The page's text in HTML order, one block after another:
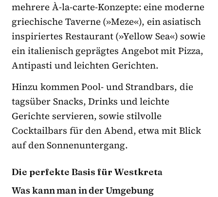
mehrere À-la-carte-Konzepte: eine moderne
griechische Taverne (»Meze«), ein asiatisch
inspiriertes Restaurant (»Yellow Sea«) sowie
ein italienisch geprägtes Angebot mit Pizza,
Antipasti und leichten Gerichten.
Hinzu kommen Pool- und Strandbars, die
tagsüber Snacks, Drinks und leichte
Gerichte servieren, sowie stilvolle
Cocktailbars für den Abend, etwa mit Blick
auf den Sonnenuntergang.
Die perfekte Basis für Westkreta
Was kann man in der Umgebung